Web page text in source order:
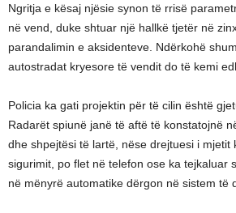
Ngritja e kësaj njësie synon të rrisë
në vend, duke shtuar një hallkë tjetër në
parandalimin e aksidenteve. Ndërkohë
autostradat kryesore të vendit do të kemi
Policia ka gati projektin për të cilin është
Radarët spiunë janë të aftë të konstatojnë
dhe shpejtësi të lartë, nëse drejtuesi i mjetit
sigurimit, po flet në telefon ose ka tejkaluar
në mënyrë automatike dërgon në sistem të